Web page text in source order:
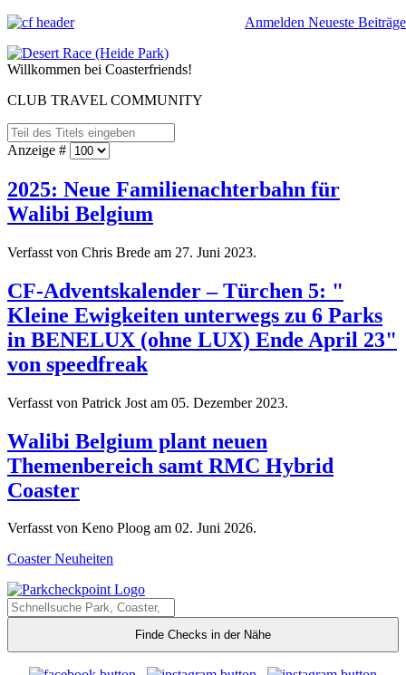
Anmelden Neueste Beiträge
Willkommen bei Coasterfriends!
CLUB TRAVEL COMMUNITY
Anzeige #
2025: Neue Familienachterbahn für
Walibi Belgium
Verfasst von Chris Brede am 27. Juni 2023.
CF-Adventskalender – Türchen 5: "
Kleine Ewigkeiten unterwegs zu 6 Parks
in BENELUX (ohne LUX) Ende April 23"
von speedfreak
Verfasst von Patrick Jost am 05. Dezember 2023.
Walibi Belgium plant neuen
Themenbereich samt RMC Hybrid
Coaster
Verfasst von Keno Ploog am 02. Juni 2026.
Coaster Neuheiten
Finde Checks in der Nähe